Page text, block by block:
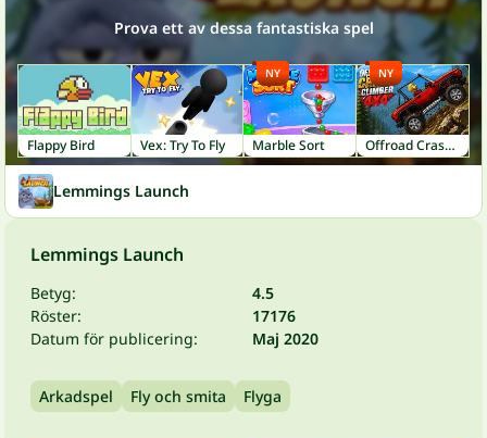
Prova ett av dessa fantastiska spel
Flappy Bird Vex: Try To Fly Marble Sort
NY
Offroad Crash Climber 4X4
NY
Lemmings Launch
Lemmings Launch
Betyg:
4.5
Röster:
17176
Datum för publicering:
Maj 2020
Arkadspel Fly och smita Flyga